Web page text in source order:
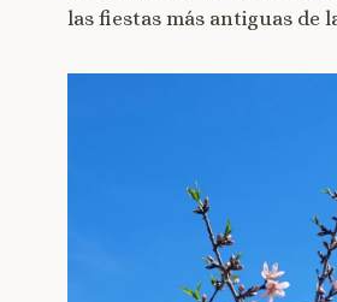
las fiestas más antiguas de